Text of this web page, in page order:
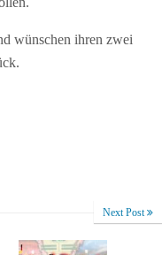
wünschen ihren zwei
Next Post